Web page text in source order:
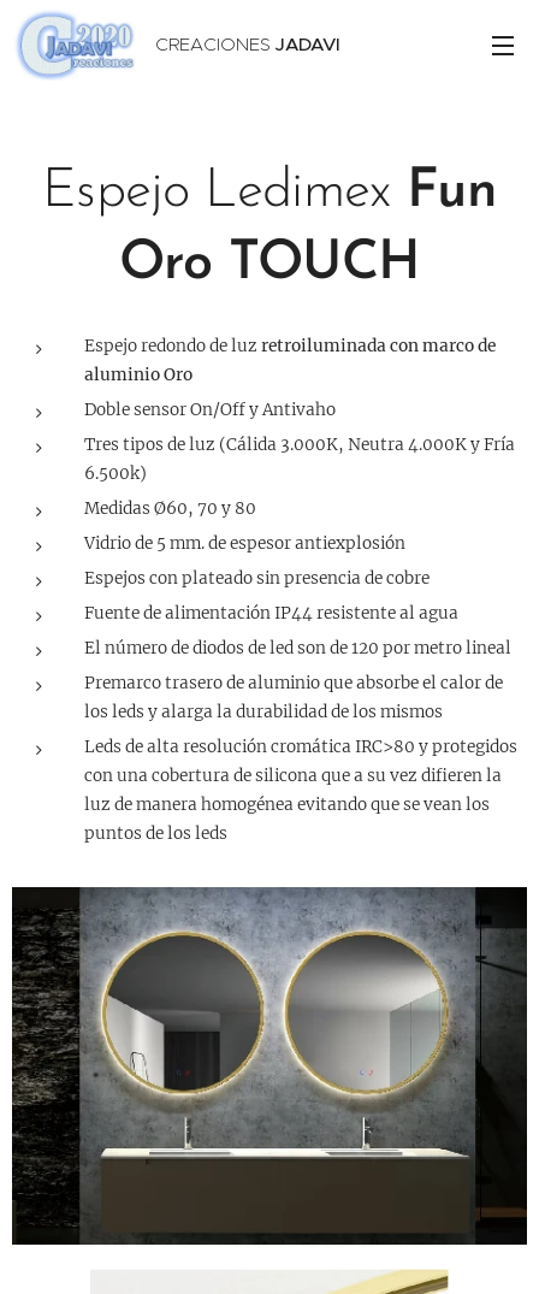
CREACIONES JADAVI
Espejo Ledimex Fun
Oro TOUCH
Espejo redondo de luz retroiluminada con marco de
aluminio Oro
Doble sensor On/Off y Antivaho
Tres tipos de luz (Cálida 3.000K, Neutra 4.000K y Fría
6.500k)
Medidas Ø60, 70 y 80
Vidrio de 5 mm. de espesor antiexplosión
Espejos con plateado sin presencia de cobre
Fuente de alimentación IP44 resistente al agua
El número de diodos de led son de 120 por metro lineal
Premarco trasero de aluminio que absorbe el calor de
los leds y alarga la durabilidad de los mismos
Leds de alta resolución cromática IRC>80 y protegidos
con una cobertura de silicona que a su vez difieren la
luz de manera homogénea evitando que se vean los
puntos de los leds